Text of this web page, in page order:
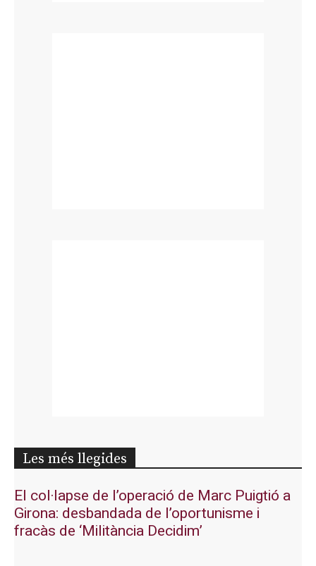
Les més llegides
El col·lapse de l’operació de Marc Puigtió a
Girona: desbandada de l’oportunisme i
fracàs de ‘Militància Decidim’